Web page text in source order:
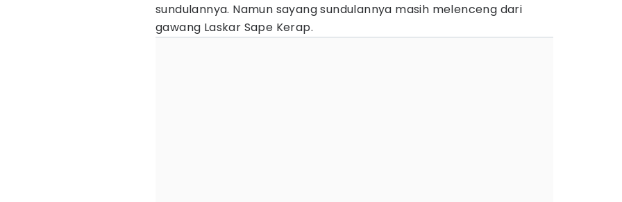
sundulannya. Namun sayang sundulannya masih melenceng dari
gawang Laskar Sape Kerap.